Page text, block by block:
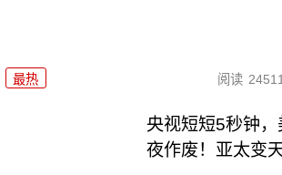
最热 阅读 24511
央视短短5秒钟
夜作废！亚太变